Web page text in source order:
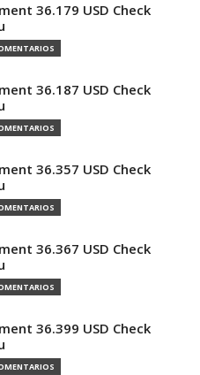
36.179 USD Check
36.187 USD Check
36.357 USD Check
36.367 USD Check
36.399 USD Check